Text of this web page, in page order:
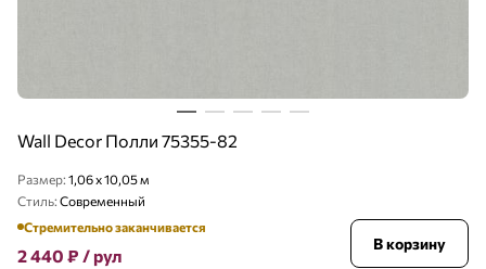
Wall Decor Полли 75355-82
Размер: 1,06 x 10,05 м
Стиль: Современный
Стремительно заканчивается
2 440 ₽ / рул
В корзину